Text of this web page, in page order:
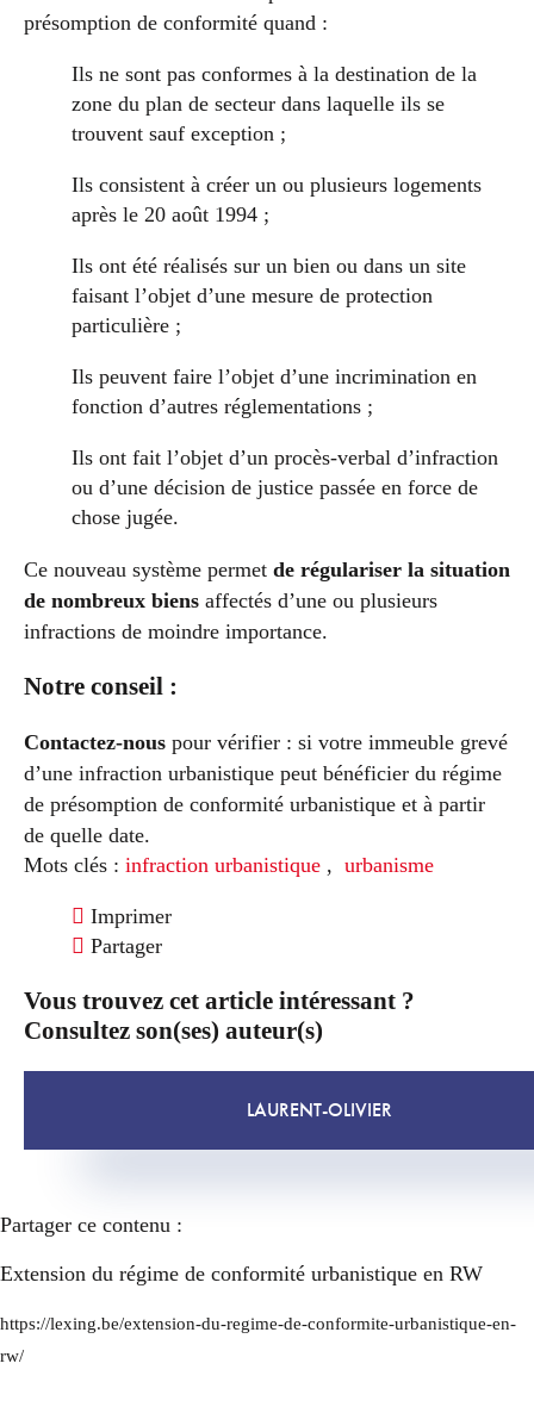
présomption de conformité quand :
Ils ne sont pas conformes à la destination de la
zone du plan de secteur dans laquelle ils se
trouvent sauf exception ;
Ils consistent à créer un ou plusieurs logements
après le 20 août 1994 ;
Ils ont été réalisés sur un bien ou dans un site
faisant l’objet d’une mesure de protection
particulière ;
Ils peuvent faire l’objet d’une incrimination en
fonction d’autres réglementations ;
Ils ont fait l’objet d’un procès-verbal d’infraction
ou d’une décision de justice passée en force de
chose jugée.
Ce nouveau système permet de régulariser la situation
de nombreux biens affectés d’une ou plusieurs
infractions de moindre importance.
Notre conseil :
Contactez-nous pour vérifier : si votre immeuble grevé
d’une infraction urbanistique peut bénéficier du régime
de présomption de conformité urbanistique et à partir
de quelle date.
Mots clés : infraction urbanistique , urbanisme
Imprimer
Partager
Vous trouvez cet article intéressant ?
Consultez son(ses) auteur(s)
LAURENT-OLIVIER
Partager ce contenu :
Extension du régime de conformité urbanistique en RW
https://lexing.be/extension-du-regime-de-conformite-urbanistique-en-
rw/